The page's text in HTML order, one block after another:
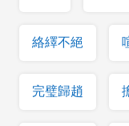
絡繹不絕
完璧歸趙